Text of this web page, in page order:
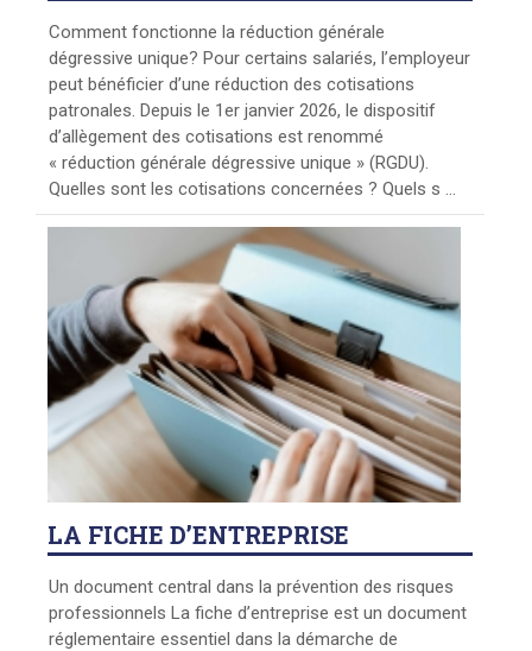
Comment fonctionne la réduction générale
dégressive unique? Pour certains salariés, l’employeur
peut bénéficier d’une réduction des cotisations
patronales. Depuis le 1er janvier 2026, le dispositif
d’allègement des cotisations est renommé
« réduction générale dégressive unique » (RGDU).
Quelles sont les cotisations concernées ? Quels s ...
LA FICHE D’ENTREPRISE
Un document central dans la prévention des risques
professionnels La fiche d’entreprise est un document
réglementaire essentiel dans la démarche de